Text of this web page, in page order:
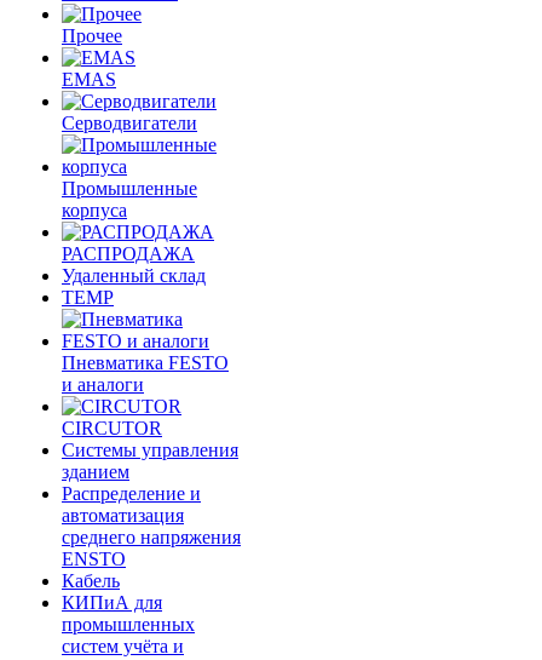
Прочее
EMAS
Cерводвигатели
Промышленные
корпуса
РАСПРОДАЖА
Удаленный склад
TEMP
Пневматика FESTO
и аналоги
CIRCUTOR
Системы управления
зданием
Распределение и
автоматизация
среднего напряжения
ENSTO
Кабель
КИПиА для
промышленных
систем учёта и